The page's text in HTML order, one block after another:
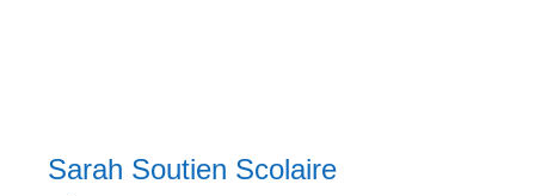
Sarah Soutien Scolaire